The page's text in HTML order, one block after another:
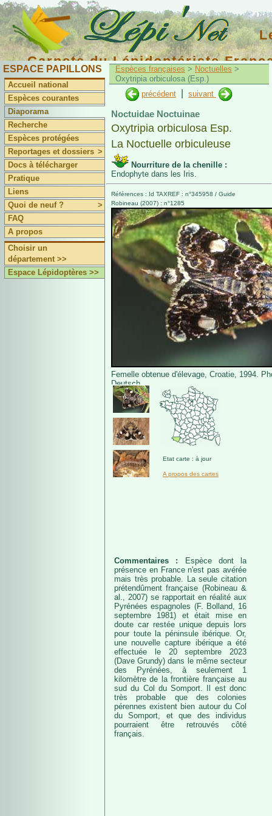
Carnets du Lépidoptériste
ESPACE PAPILLONS
Accueil national
Espèces courantes
Diaporama
Recherche
Espèces protégées
Reportages et dossiers >
Docs à télécharger
Pratique
Liens
Quoi de neuf ?
>
FAQ
A propos
Choisir un
département >>
Espace Lépidoptères >>
Espèces françaises > Noctuelles >
Oxytripia orbiculosa (Esp.)
précédent
suivant
Noctuidae Noctuinae
Oxytripia orbiculosa Esp.
La Noctuelle orbiculeuse
Nourriture de la chenille :
Endophyte dans les Iris.
Références : Id TAXREF : n°345958 / Guide
Robineau (2007) : n°1285
Femelle obtenue d'élevage, Croatie, 1994.
Deutsch.
Etat carte : à jour
A propos des cartes
Commentaires :
Espèce dont la
présence en France n'est pas avérée
mais très probable. La seule citation
prétendûment française (Robineau &
al., 2007) se rapportait en réalité aux
Pyrénées espagnoles (F. Bolland, 16
septembre 1981) et était mise en
doute car restée unique depuis lors
pour toute la péninsule ibérique. Or,
une nouvelle capture ibérique a été
effectuée le 20 septembre 2023
(Dave Grundy) dans le même secteur
des Pyrénées, à seulement 1
kilomètre de la frontière française au
sud du Col du Somport. Il est donc
très probable que des colonies
pérennes existent bien autour du Col
du Somport, et que des individus
pourraient être retrouvés côté
français.